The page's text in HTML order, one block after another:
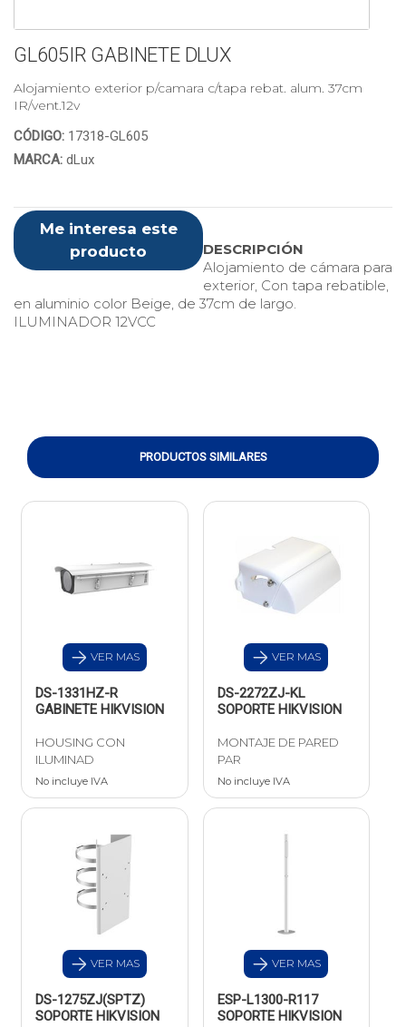
GL605IR GABINETE DLUX
Alojamiento exterior p/camara c/tapa rebat. alum. 37cm
IR/vent.12v
CÓDIGO: 17318-GL605
MARCA: dLux
Me interesa este
producto
DESCRIPCIÓN
Alojamiento de cámara para
exterior, Con tapa rebatible,
en aluminio color Beige, de 37cm de largo.
ILUMINADOR 12VCC
PRODUCTOS SIMILARES
VER MAS
DS-1331HZ-R
GABINETE HIKVISION
HOUSING CON
ILUMINAD
No incluye IVA
VER MAS
DS-2272ZJ-KL
SOPORTE HIKVISION
MONTAJE DE PARED
PAR
No incluye IVA
VER MAS
DS-1275ZJ(SPTZ)
SOPORTE HIKVISION
VER MAS
ESP-L1300-R117
SOPORTE HIKVISION